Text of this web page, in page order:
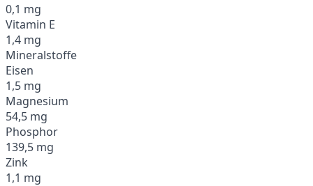
0,1 mg
Vitamin E
1,4 mg
Mineralstoffe
Eisen
1,5 mg
Magnesium
54,5 mg
Phosphor
139,5 mg
Zink
1,1 mg